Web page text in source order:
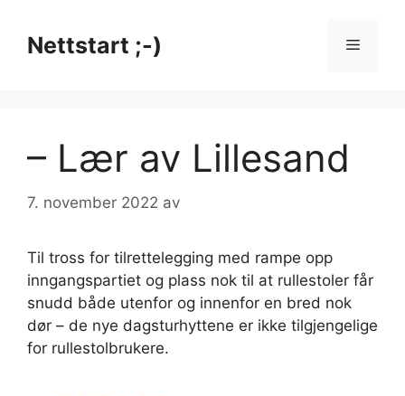
innholdNettstart ;-) Meny
– Lær av Lillesand
7. november 2022 av
Til tross for tilrettelegging med rampe opp
inngangspartiet og plass nok til at rullestoler får
snudd både utenfor og innenfor en bred nok
dør – de nye dagsturhyttene er ikke tilgjengelige
for rullestolbrukere.